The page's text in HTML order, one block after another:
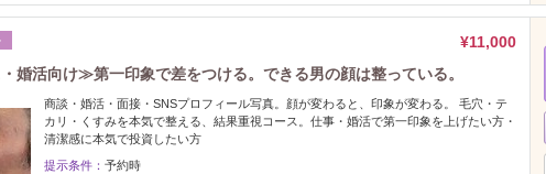
¥11,000
婚活向け≫第一印象で差をつける。できる男の顔は整っている。
商談・婚活・面接・SNSプロフィール写真。顔が変わると、印象が変わる。 毛穴・テ
カリ・くすみを本気で整える、結果重視コース。仕事・婚活で第一印象を上げたい方・
清潔感に本気で投資したい方
提示条件： 予約時